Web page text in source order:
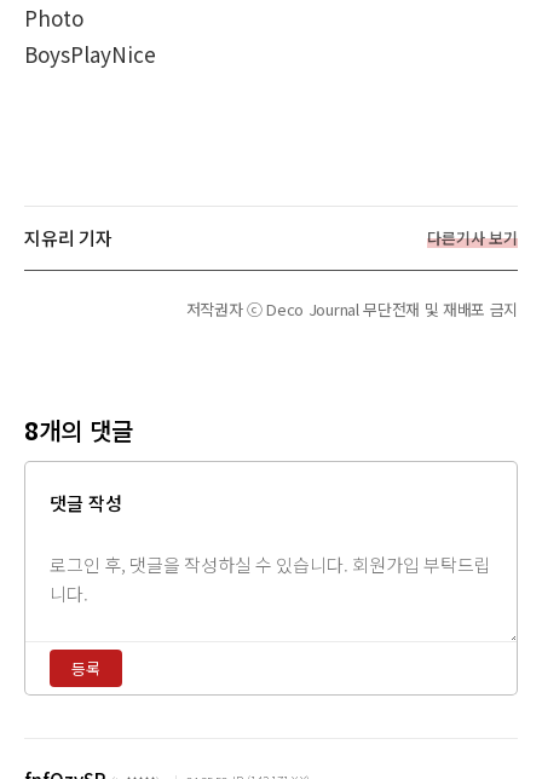
Photo
BoysPlayNice
지유리 기자 다른기사 보기
저작권자 ⓒ Deco Journal 무단전재 및 재배포 금지
8개의 댓글
댓글 작성
력
등록